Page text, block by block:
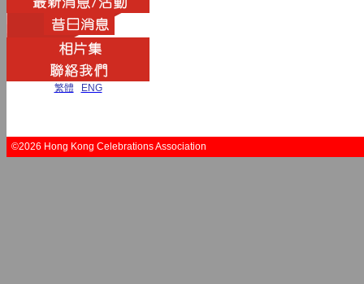
繁體 ENG
©2026 Hong Kong Celebrations Association